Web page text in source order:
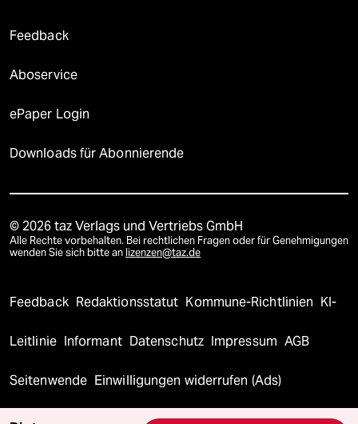
Feedback
Aboservice
ePaper Login
Downloads für Abonnierende
© 2026 taz Verlags und Vertriebs GmbH
Alle Rechte vorbehalten. Bei rechtlichen Fragen oder für Genehmigungen
wenden Sie sich bitte an lizenzen@taz.de
Feedback Redaktionsstatut Kommune-Richtlinien KI-
Leitlinie Informant Datenschutz Impressum AGB
Seitenwende Einwilligungen widerrufen (Ads)